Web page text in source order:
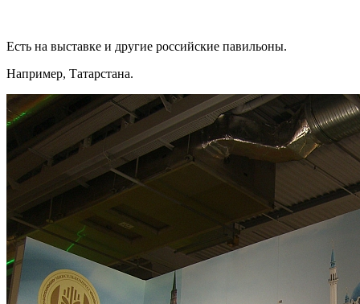
Есть на выставке и другие российские павильоны.
Например, Татарстана.